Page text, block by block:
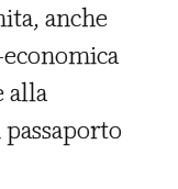
anche
alla